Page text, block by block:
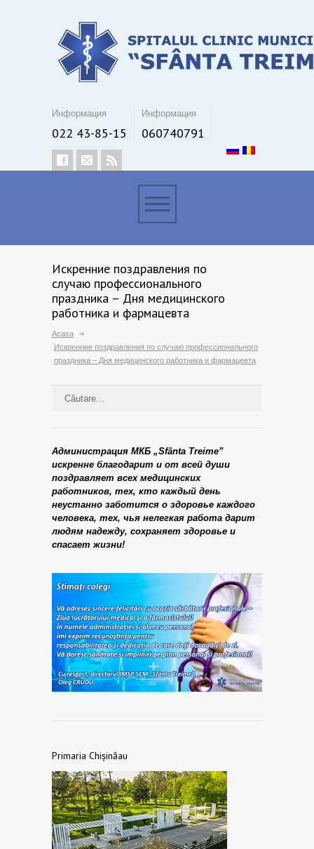
Информация
022 43-85-15
Информация
060740791
Искренние поздравления по
случаю профессионального
праздника – Дня медицинского
работника и фармацевта
Acasa
Искренние поздравления по случаю профессионального
праздника – Дня медицинского работника и фармацевта
Администрация МКБ „Sfânta Treime”
искренне благодарит и от всей души
поздравляет всех медицинских
работников, тех, кто каждый день
неустанно заботится о здоровье каждого
человека, тех, чья нелегкая работа дарит
людям надежду, сохраняет здоровье и
спасает жизни!
Primaria Chișinăau